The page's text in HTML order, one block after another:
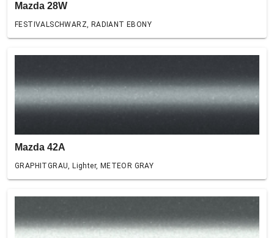
Mazda 28W
FESTIVALSCHWARZ, RADIANT EBONY
Mazda 42A
GRAPHITGRAU, Lighter, METEOR GRAY